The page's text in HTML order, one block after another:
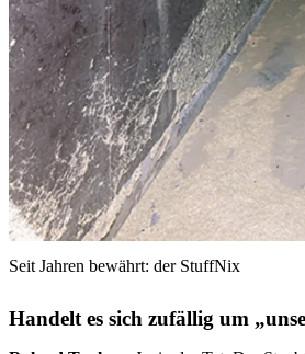
Seit Jahren bewährt: der StuffNix
Handelt es sich zufällig um